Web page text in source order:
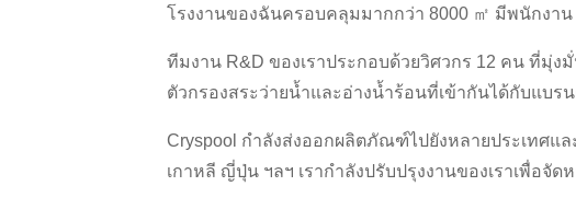
โรงงานของฉันครอบคลุมมากกว่า 8000 ㎡ มีพนักงา
ทีมงาน R&D ของเราประกอบด้วยวิศวกร 12 คน ที่
ตัวกรองสระว่ายน้ำและอ่างน้ำร้อนที่เข้ากันได้กับแบร
Cryspool กำลังส่งออกผลิตภัณฑ์ไปยังหลายประเทศแล
เกาหลี ญี่ปุ่น ฯลฯ เรากำลังปรับปรุงงานของเราเพื่อ